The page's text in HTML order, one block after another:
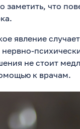
что
явление
не стоит
к врачам.